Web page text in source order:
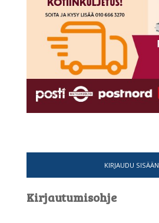
KIRJAUDU SISÄÄN
Kirjautumisohje